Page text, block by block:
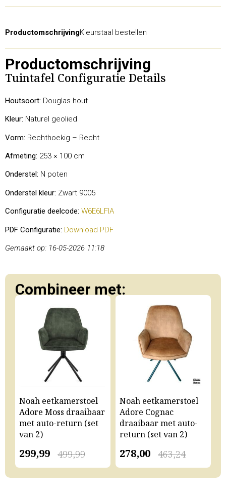
ProductomschrijvingKleurstaal bestellen
Productomschrijving
Tuintafel Configuratie Details
Houtsoort: Douglas hout
Kleur: Naturel geolied
Vorm: Rechthoekig – Recht
Afmeting: 253 × 100 cm
Onderstel: N poten
Onderstel kleur: Zwart 9005
Configuratie deelcode: W6E6LFIA
PDF Configuratie: Download PDF
Gemaakt op: 16-05-2026 11:18
Combineer met:
Noah eetkamerstoel
Adore Moss draaibaar
met auto-return (set
van 2)
499,99
299,99
Noah eetkamerstoel
Adore Cognac
draaibaar met auto-
return (set van 2)
463,24
278,00